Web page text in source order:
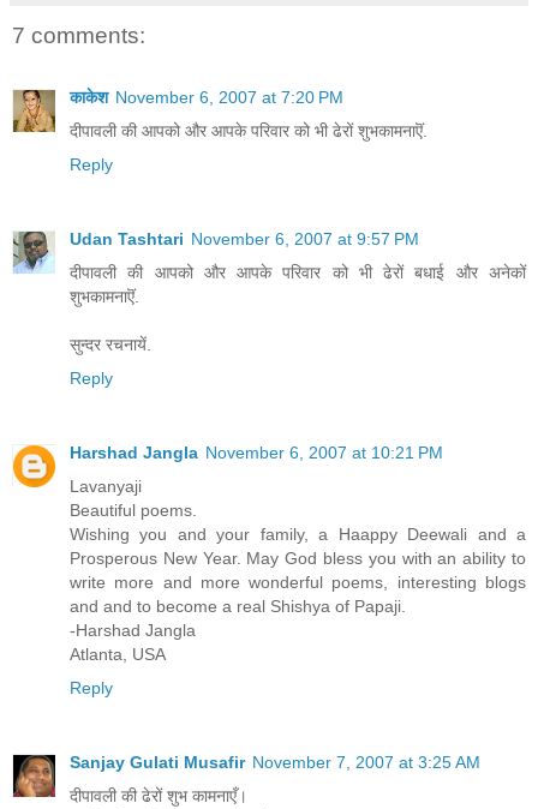
7 comments:
काकेश November 6, 2007 at 7:20 PM
दीपावली की आपको और आपके परिवार को भी ढेरों शुभकामनाऎं.
Reply
Udan Tashtari November 6, 2007 at 9:57 PM
दीपावली की आपको और आपके परिवार को भी ढेरों बधाई और अनेकों
शुभकामनाऎं.
सुन्दर रचनायें.
Reply
Harshad Jangla November 6, 2007 at 10:21 PM
Lavanyaji
Beautiful poems.
Wishing you and your family, a Haappy Deewali and a
Prosperous New Year. May God bless you with an ability to
write more and more wonderful poems, interesting blogs
and and to become a real Shishya of Papaji.
-Harshad Jangla
Atlanta, USA
Reply
Sanjay Gulati Musafir November 7, 2007 at 3:25 AM
दीपावली की ढेरों शुभ कामनाएँ।